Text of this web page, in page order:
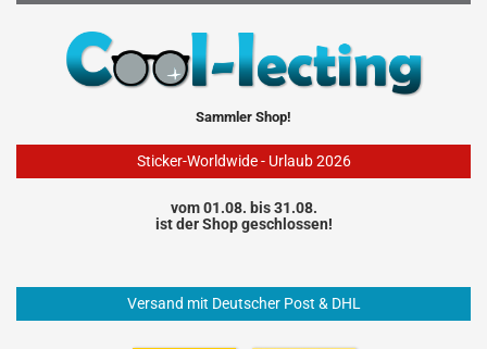
Sammler Shop!
Sticker-Worldwide - Urlaub 2026
vom 01.08. bis 31.08.
ist der Shop geschlossen!
Versand mit Deutscher Post & DHL